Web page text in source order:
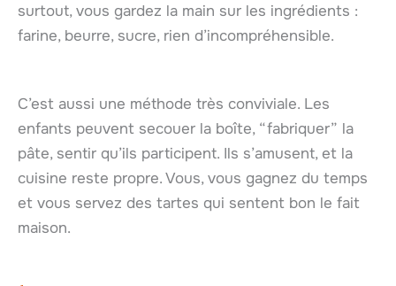
surtout, vous gardez la main sur les ingrédients :
farine, beurre, sucre, rien d’incompréhensible.
C’est aussi une méthode très conviviale. Les
enfants peuvent secouer la boîte, “fabriquer” la
pâte, sentir qu’ils participent. Ils s’amusent, et la
cuisine reste propre. Vous, vous gagnez du temps
et vous servez des tartes qui sentent bon le fait
maison.